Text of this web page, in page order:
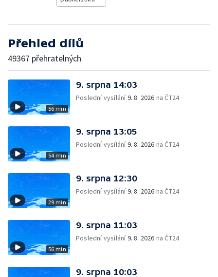
Přehled dílů
49367 přehratelných
56 min
9. srpna 14:03
Poslední vysílání9. 8. 2026 na ČT24
54 min
9. srpna 13:05
Poslední vysílání9. 8. 2026 na ČT24
29 min
9. srpna 12:30
Poslední vysílání9. 8. 2026 na ČT24
56 min
9. srpna 11:03
Poslední vysílání9. 8. 2026 na ČT24
9. srpna 10:03